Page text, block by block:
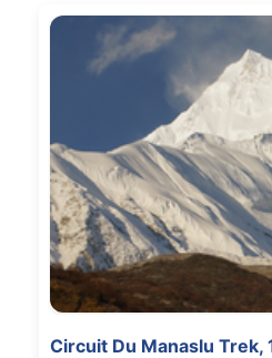
Circuit Du Manaslu Trek,